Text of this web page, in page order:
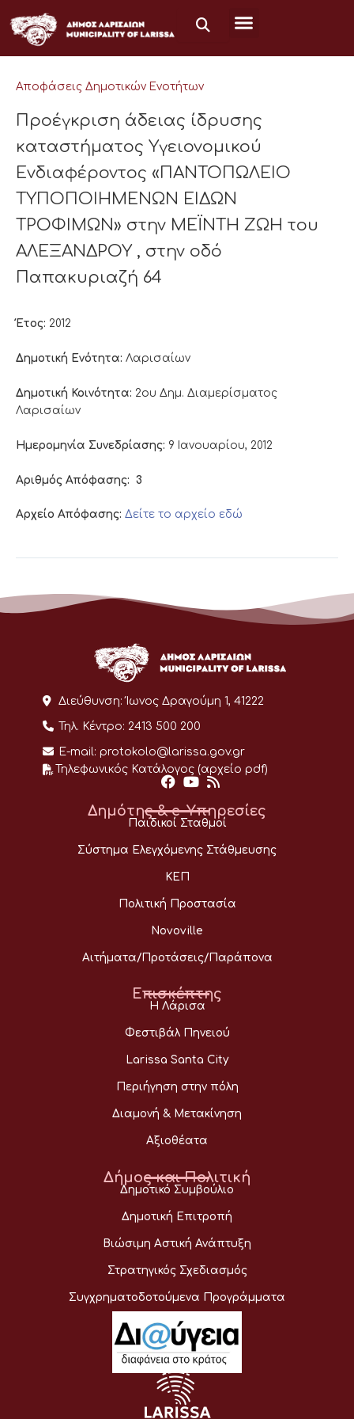
στο
περιεχόμενο
Αποφάσεις Δημοτικών Ενοτήτων
Προέγκριση άδειας ίδρυσης
καταστήματος Υγειονομικού
Ενδιαφέροντος «ΠΑΝΤΟΠΩΛΕΙΟ
ΤΥΠΟΠΟΙΗΜΕΝΩΝ ΕΙΔΩΝ
ΤΡΟΦΙΜΩΝ» στην ΜΕΪΝΤΗ ΖΩΗ του
ΑΛΕΞΑΝΔΡΟΥ , στην οδό
Παπακυριαζή 64
Έτος: 2012
Δημοτική Ενότητα: Λαρισαίων
Δημοτική Κοινότητα: 2ου Δημ. Διαμερίσματος
Λαρισαίων
Ημερομηνία Συνεδρίασης: 9 Ιανουαρίου, 2012
Αριθμός Απόφασης: 3
Αρχείο Απόφασης: Δείτε το αρχείο εδώ
Διεύθυνση: Ίωνος Δραγούμη 1, 41222
Τηλ. Κέντρο: 2413 500 200
E-mail: protokolo@larissa.gov.gr
Τηλεφωνικός Κατάλογος (αρχείο pdf)
Δημότης & e-Υπηρεσίες
Παιδικοί Σταθμοί
Σύστημα Ελεγχόμενης Στάθμευσης
ΚΕΠ
Πολιτική Προστασία
Novoville
Αιτήματα/Προτάσεις/Παράπονα
Επισκέπτης
Η Λάρισα
Φεστιβάλ Πηνειού
Larissa Santa City
Περιήγηση στην πόλη
Διαμονή & Μετακίνηση
Αξιοθέατα
Δήμος και Πολιτική
Δημοτικό Συμβούλιο
Δημοτική Επιτροπή
Βιώσιμη Αστική Ανάπτυξη
Στρατηγικός Σχεδιασμός
Συγχρηματοδοτούμενα Προγράμματα